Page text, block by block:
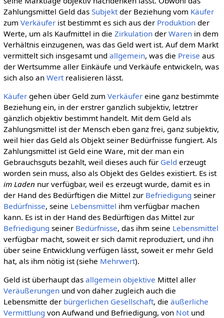
Zahlungsmittel Geld das Subjektder Beziehung vom Käufer
zum Verkäuferist bestimmt es sich aus der Produktionder
Werte, um als Kaufmittel in die Zirkulationder Warenin dem
Verhältnis einzugenen, was das Geld wert ist. Auf dem Markt
vermittelt sich insgesamt und allgemein, was die Preise aus
der Wertsumme aller Einkäufe und Verkäufe entwickeln, was
sich also an Wertrealisieren lässt.
Käufergehen über Geld zum Verkäufereine ganz bestimmte
Beziehung ein, in der erstrer ganzlich subjektiv, letztrer
gänzlich objektiv bestimmt handelt. Mit dem Geld als
Zahlungsmittel ist der Mensch eben ganz frei, ganz subjektiv,
weil hier das Geld als Objekt seiner Bedürfnisse fungiert. Als
Zahlungsmittel ist Geld eine Ware, mit der man ein
Gebrauchsguts bezahlt, weil dieses auch für Geld erzeugt
worden sein muss, also als Objekt des Geldes existiert. Es ist
im Laden nur verfügbar, weil es erzeugt wurde, damit es in
der Hand des Bedürftigen die Mittel zur Befriedigung seiner
Bedürfnisse, seine Lebensmittel ihm verfügbar machen
kann. Es ist in der Hand des Bedürftigen das Mittel zur
Befriedigung seiner Bedürfnisse, das ihm seine Lebensmittel
verfügbar macht, soweit er sich damit reproduziert, und ihn
über seine Entwicklung verfügen lässt, soweit er mehr Geld
hat, als ihm nötig ist (siehe Mehrwert).
Geld ist überhaupt das allgemein objektive Mittel aller
Veräußerungenund von daher zugleich auch die
Lebensmitte der bürgerlichen Gesellschaft, die äußerliche
Vermittlung von Aufwand und Befriedigung, von Notund